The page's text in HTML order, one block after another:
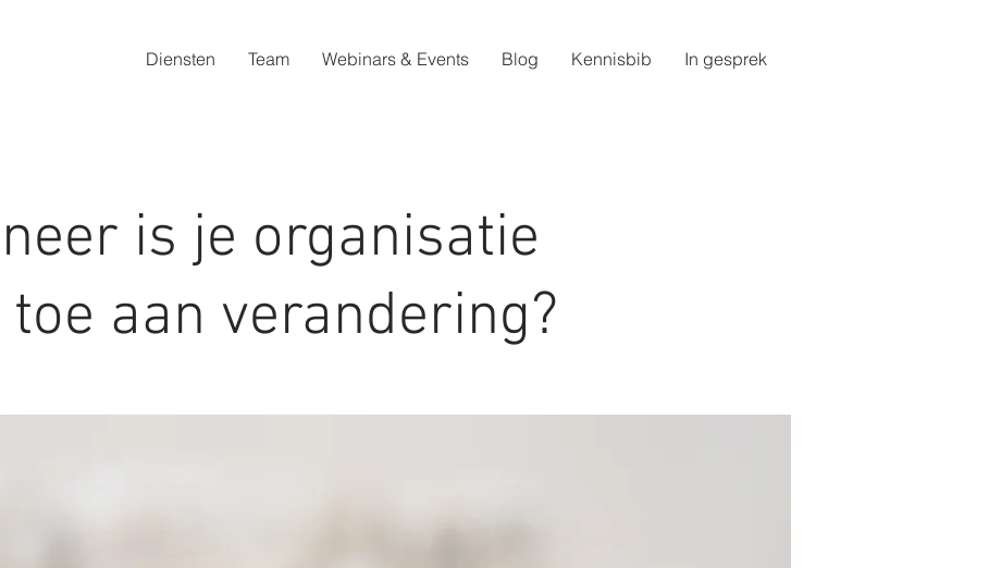
Diensten Team Webinars & Events Blog Kennisbib In gesprek
is je organisatie
aan verandering?